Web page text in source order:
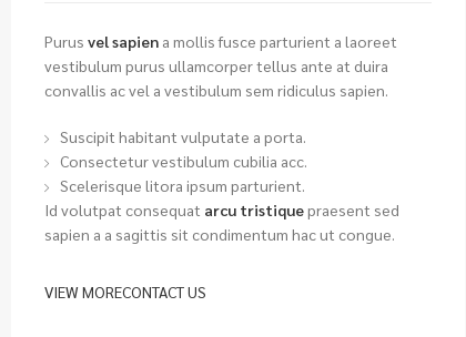
Purus vel sapien a mollis fusce parturient a laoreet
vestibulum purus ullamcorper tellus ante at duira
convallis ac vel a vestibulum sem ridiculus sapien.
Suscipit habitant vulputate a porta.
Consectetur vestibulum cubilia acc.
Scelerisque litora ipsum parturient.
Id volutpat consequat arcu tristiquepraesent sed
sapien a a sagittis sit condimentum hac ut congue.
VIEW MORECONTACT US